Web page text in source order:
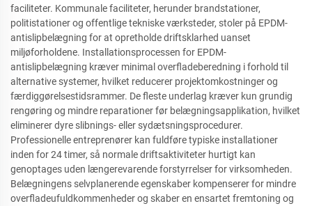
faciliteter. Kommunale faciliteter, herunder brandstationer,
politistationer og offentlige tekniske værksteder, stoler på EPDM-
antislipbelægning for at opretholde driftsklarhed uanset
miljøforholdene. Installationsprocessen for EPDM-
antislipbelægning kræver minimal overfladeberedning i forhold til
alternative systemer, hvilket reducerer projektomkostninger og
færdiggørelsestidsrammer. De fleste underlag kræver kun grundig
rengøring og mindre reparationer før belægningsapplikation, hvilket
eliminerer dyre slibnings- eller sydætsningsprocedurer.
Professionelle entreprenører kan fuldføre typiske installationer
inden for 24 timer, så normale driftsaktiviteter hurtigt kan
genoptages uden længerevarende forstyrrelser for virksomheden.
Belægningens selvplanerende egenskaber kompenserer for mindre
overfladeufuldkommenheder og skaber en ensartet fremtoning og